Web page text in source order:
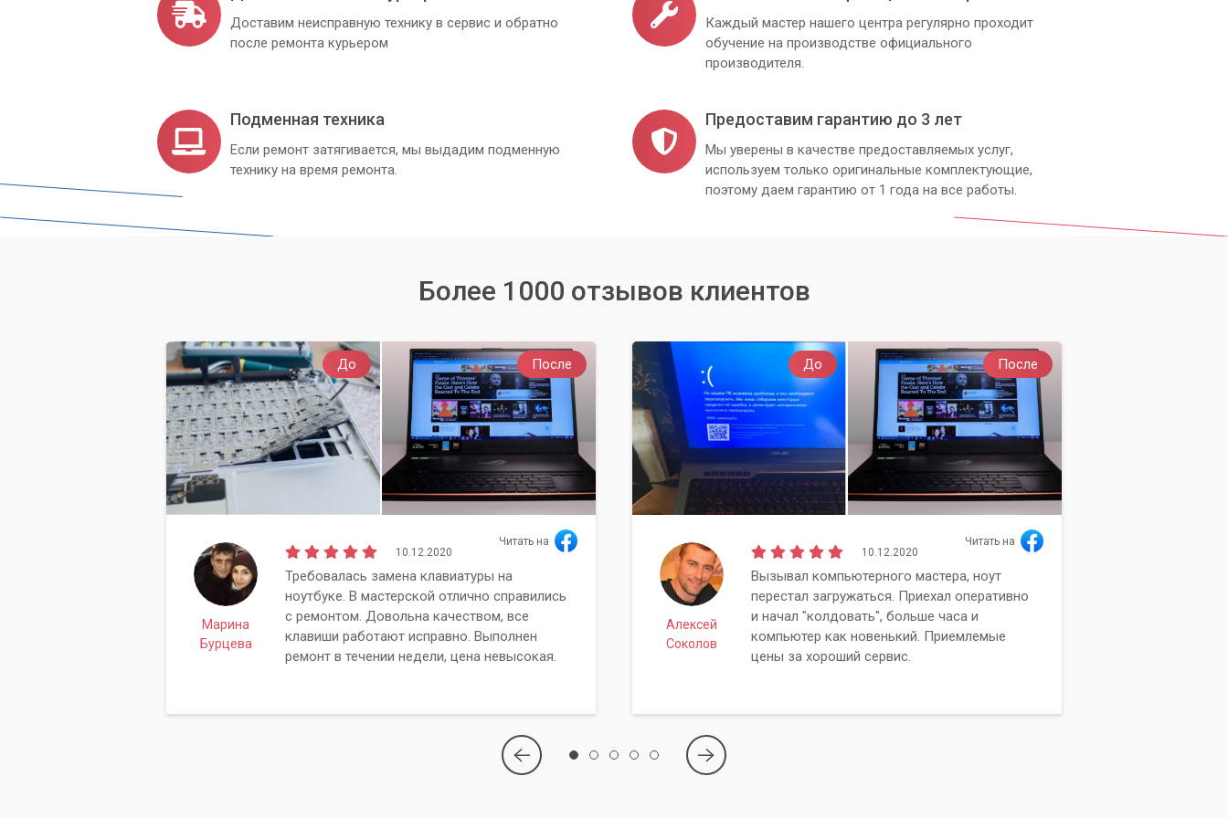
эффективно.Доставим неисправную технику в сервис и обратно
после ремонта курьером
Каждый мастер нашего центра регулярно проходит
обучение на производстве официального
производителя.
Подменная техника
Если ремонт затягивается, мы выдадим подменную
технику на время ремонта.
Предоставим гарантию до 3 лет
Мы уверены в качестве предоставляемых услуг,
используем только оригинальные комплектующие,
поэтому даем гарантию от 1 года на все работы.
Более 1000 отзывов клиентов
До После
Читать на
Марина
Бурцева
10.12.2020
Требовалась замена клавиатуры на
ноутбуке. В мастерской отлично справились
с ремонтом. Довольна качеством, все
клавиши работают исправно. Выполнен
ремонт в течении недели, цена невысокая.
До После
Читать на
Алексей
Соколов
10.12.2020
Вызывал компьютерного мастера, ноут
перестал загружаться. Приехал оперативно
и начал "колдовать", больше часа и
компьютер как новенький. Приемлемые
цены за хороший сервис.